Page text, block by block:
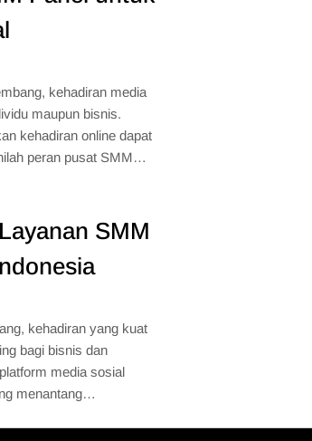
kehadiran media
maupun bisnis.
kehadiran online dapat
peran pusat SMM…
SMM
kehadiran yang kuat
bagi bisnis dan
media sosial
menantang…